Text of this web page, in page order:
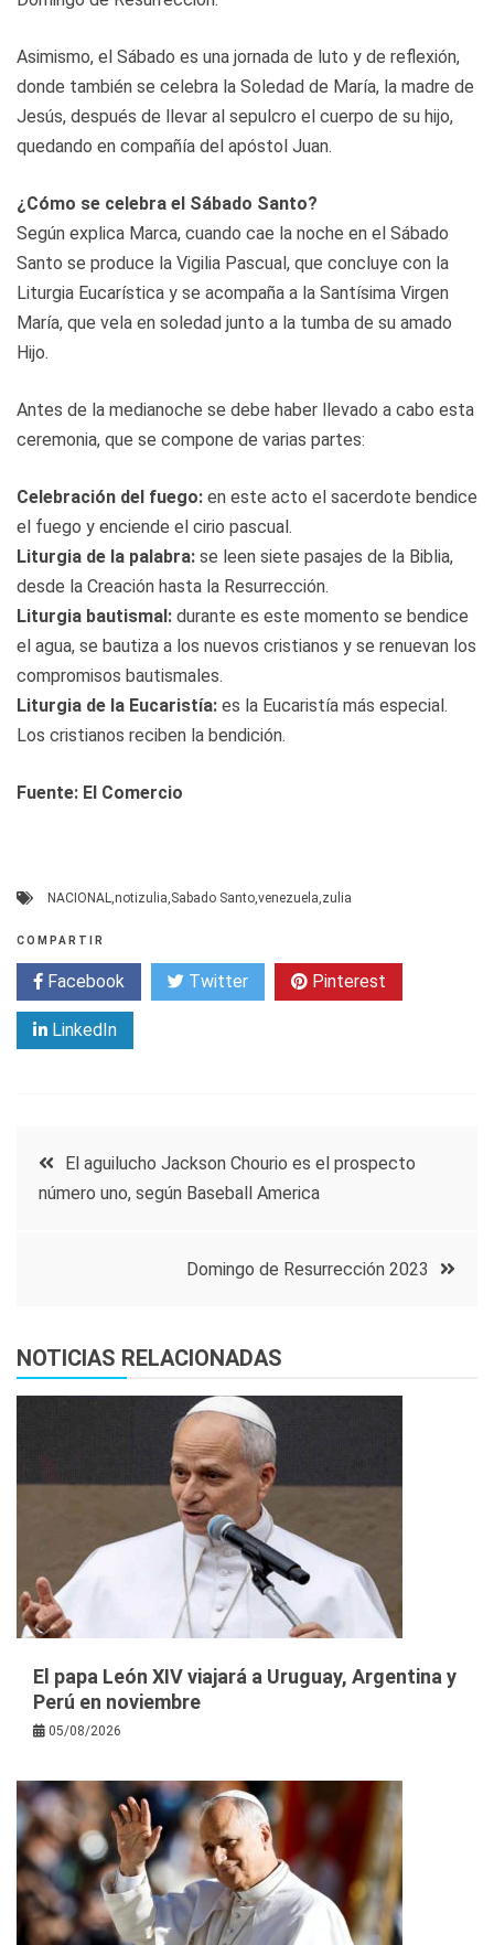
Asimismo, el Sábado es una jornada de luto y de reflexión,
donde también se celebra la Soledad de María, la madre de
Jesús, después de llevar al sepulcro el cuerpo de su hijo,
quedando en compañía del apóstol Juan.
¿Cómo se celebra el Sábado Santo?
Según explica Marca, cuando cae la noche en el Sábado
Santo se produce la Vigilia Pascual, que concluye con la
Liturgia Eucarística y se acompaña a la Santísima Virgen
María, que vela en soledad junto a la tumba de su amado
Hijo.
Antes de la medianoche se debe haber llevado a cabo esta
ceremonia, que se compone de varias partes:
Celebración del fuego: en este acto el sacerdote bendice
el fuego y enciende el cirio pascual.
Liturgia de la palabra: se leen siete pasajes de la Biblia,
desde la Creación hasta la Resurrección.
Liturgia bautismal: durante es este momento se bendice
el agua, se bautiza a los nuevos cristianos y se renuevan los
compromisos bautismales.
Liturgia de la Eucaristía: es la Eucaristía más especial.
Los cristianos reciben la bendición.
Fuente: El Comercio
NACIONAL,notizulia,Sabado Santo,venezuela,zulia
COMPARTIR
Facebook Twitter Pinterest
LinkedIn
Navegación
El aguilucho Jackson Chourio es el prospecto
número uno, según Baseball America
Domingo de Resurrección 2023
NOTICIAS RELACIONADAS
El papa León XIV viajará a Uruguay, Argentina y
Perú en noviembre
05/08/2026